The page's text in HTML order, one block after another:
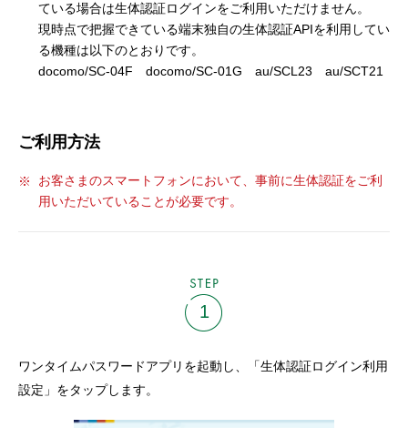
ている場合は生体認証ログインをご利用いただけません。
現時点で把握できている端末独自の生体認証APIを利用してい
る機種は以下のとおりです。
docomo/SC-04F docomo/SC-01G au/SCL23 au/SCT21
ご利用方法
お客さまのスマートフォンにおいて、事前に生体認証をご利
用いただいていることが必要です。
1
ワンタイムパスワードアプリを起動し、「生体認証ログイン利用
設定」をタップします。